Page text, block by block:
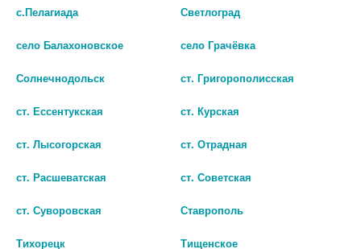
ФЛАКОНОВ 3В1 LX0014
ВАННЫ КИТ 1382529
с.Пелагиада Светлоград
село Балахоновское село Грачёвка
Солнечнодольск ст. Григорополисская
ст. Ессентукская ст. Курская
ст. Лысогорская ст. Отрадная
ст. Расшеватская ст. Советская
ст. Суворовская Ставрополь
Тихорецк Тищенское